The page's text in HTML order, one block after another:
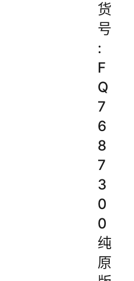
货
号
:
F
Q
7
6
8
7
3
0
0
纯
原